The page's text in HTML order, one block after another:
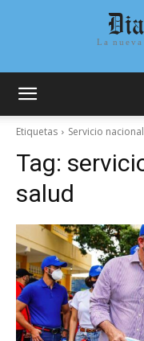
La
Etiquetas Servicio
Tag:
salud